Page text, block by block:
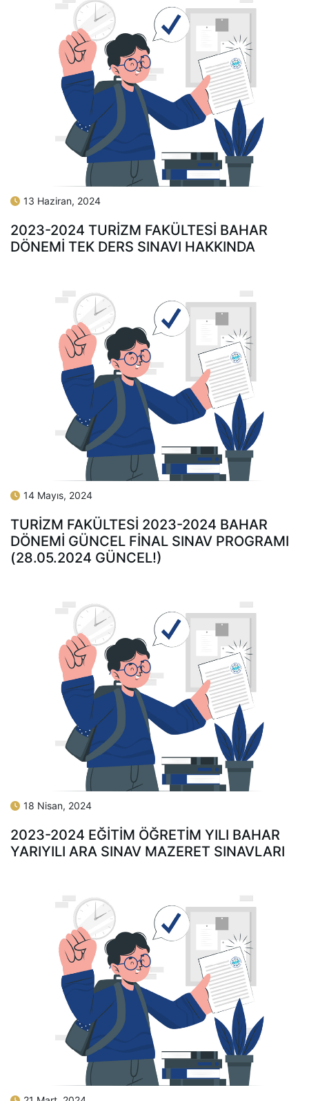
13 Haziran, 2024
2023-2024 TURİZM FAKÜLTESİ BAHAR
DÖNEMİ TEK DERS SINAVI HAKKINDA
14 Mayıs, 2024
TURİZM FAKÜLTESİ 2023-2024 BAHAR
DÖNEMİ GÜNCEL FİNAL SINAV PROGRAMI
(28.05.2024 GÜNCEL!)
18 Nisan, 2024
2023-2024 EĞİTİM ÖĞRETİM YILI BAHAR
YARIYILI ARA SINAV MAZERET SINAVLARI